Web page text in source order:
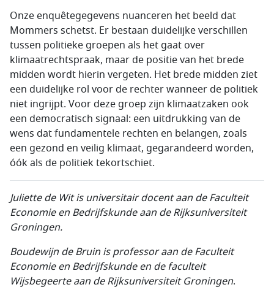
Onze enquêtegegevens nuanceren het beeld dat
Mommers schetst. Er bestaan duidelijke verschillen
tussen politieke groepen als het gaat over
klimaatrechtspraak, maar de positie van het brede
midden wordt hierin vergeten. Het brede midden ziet
een duidelijke rol voor de rechter wanneer de politiek
niet ingrijpt. Voor deze groep zijn klimaatzaken ook
een democratisch signaal: een uitdrukking van de
wens dat fundamentele rechten en belangen, zoals
een gezond en veilig klimaat, gegarandeerd worden,
óók als de politiek tekortschiet.
Juliette de Wit is universitair docent aan de Faculteit
Economie en Bedrijfskunde aan de Rijksuniversiteit
Groningen.
Boudewijn de Bruin is professor aan de Faculteit
Economie en Bedrijfskunde en de faculteit
Wijsbegeerte aan de Rijksuniversiteit Groningen.